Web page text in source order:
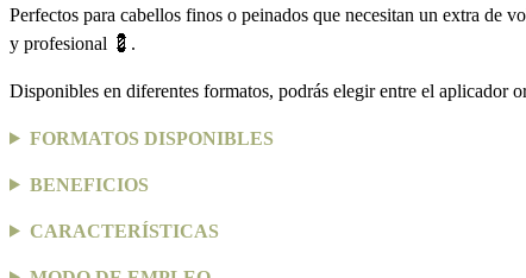
Perfectos para cabellos finos o peinados que necesitan un extra de
y profesional 💈.
Disponibles en diferentes formatos, podrás elegir entre el
FORMATOS DISPONIBLES
BENEFICIOS
CARACTERÍSTICAS